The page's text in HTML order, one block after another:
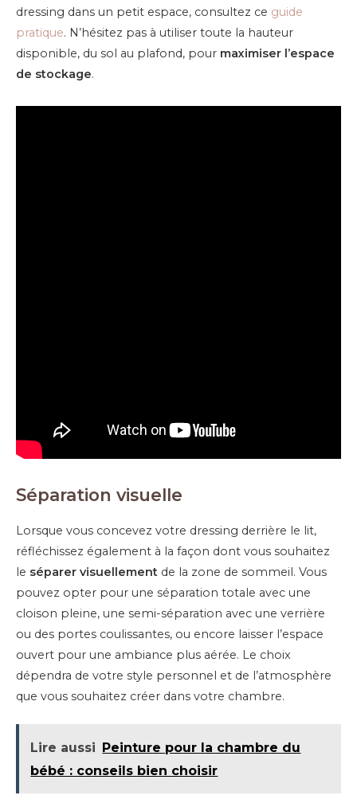
dressing dans un petit espace, consultez ce guide
pratique. N’hésitez pas à utiliser toute la hauteur
disponible, du sol au plafond, pour maximiser l’espace
de stockage.
Séparation visuelle
Lorsque vous concevez votre dressing derrière le lit,
réfléchissez également à la façon dont vous souhaitez
le séparer visuellement de la zone de sommeil. Vous
pouvez opter pour une séparation totale avec une
cloison pleine, une semi-séparation avec une verrière
ou des portes coulissantes, ou encore laisser l’espace
ouvert pour une ambiance plus aérée. Le choix
dépendra de votre style personnel et de l’atmosphère
que vous souhaitez créer dans votre chambre.
Lire aussi Peinture pour la chambre du
bébé : conseils bien choisir